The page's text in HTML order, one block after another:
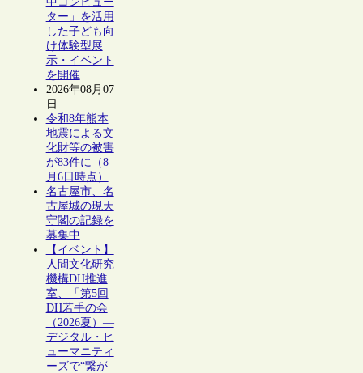
ター」を活用
した子ども向
け体験型展
示・イベント
を開催
2026年08月07
日
令和8年熊本
地震による文
化財等の被害
が83件に（8
月6日時点）
名古屋市、名
古屋城の現天
守閣の記録を
募集中
【イベント】
人間文化研究
機構DH推進
室、「第5回
DH若手の会
（2026夏）―
デジタル・ヒ
ューマニティ
ーズで“繋が